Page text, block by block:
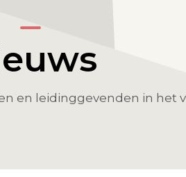
en leidinggevenden in het